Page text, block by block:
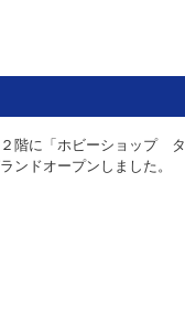
階に「ホビーショップ タ
ドオープンしました。